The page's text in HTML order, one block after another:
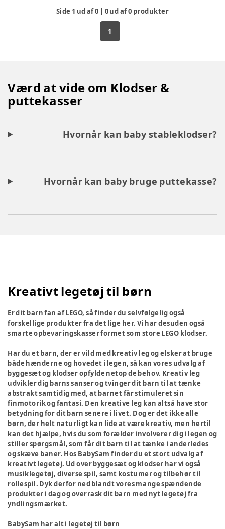
Side 1 ud af0 | 0ud af0 produkter
1
Værd at vide om Klodser &
puttekasser
Hvornår kan baby stableklodser?
Hvornår kan baby bruge puttekasse?
Kreativt legetøj til børn
Er dit barn fan af LEGO, så finder du selvfølgelig også
forskellige produkter fra det lige her. Vi har desuden også
smarte opbevaringskasser formet som store LEGO klodser.
Har du et barn, der er vild med kreativ leg og elsker at bruge
både hænderne og hovedet i legen, så kan vores udvalg af
byggesæt og klodser opfylde netop de behov. Kreativ leg
udvikler dig barns sanser og tvinger dit barn til at tænke
abstrakt samtidig med, at barnet får stimuleret sin
finmotorik og fantasi. Den kreative leg kan altså have stor
betydning for dit barn senere i livet. Dog er det ikke alle
børn, der helt naturligt kan lide at være kreativ, men hertil
kan det hjælpe, hvis du som forælder involverer dig i legen og
stiller spørgsmål, som får dit barn til at tænke i anderledes
og skæve baner. Hos BabySam finder du et stort udvalg af
kreativt legetøj. Ud over byggesæt og klodser har vi også
musiklegetøj, diverse spil, samt kostumer og tilbehør til
rollespil. Dyk derfor ned blandt vores mange spændende
produkter i dag og overrask dit barn med nyt legetøj fra
yndlingsmærket.
BabySam har alt i legetøj til børn